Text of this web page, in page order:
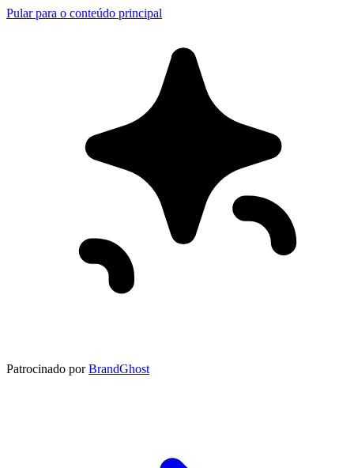
Pular para o conteúdo principal
Patrocinado por BrandGhost